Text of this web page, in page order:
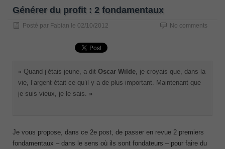
Générer du profit : 2 fondamentaux
Posté par Fabian le 02/10/2012 No comments
« Quand j’étais jeune, a dit Oscar Wilde , je croyais que, dans la
vie, l’argent était ce qu’il y a de plus important. Maintenant que
je suis vieux, je le sais.
»
Je vous propose, dans ce 2e post, de passer en revue 2 premiers
fondamentaux – dans le sens où ils sont fondateurs – pour faire du